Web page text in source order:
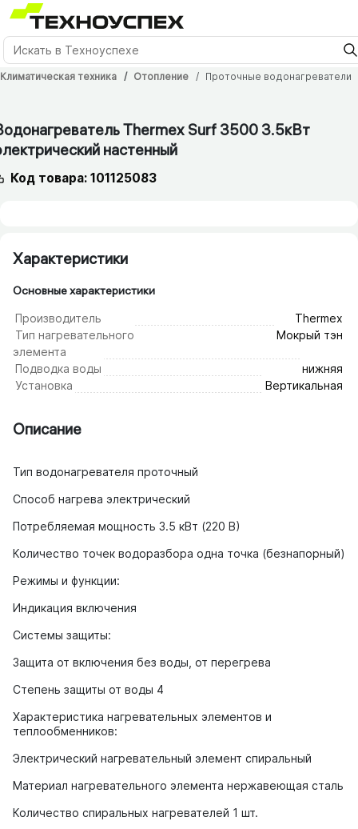
Климатическая техника Отопление Проточные водонагреватели
Thermex Surf 3500 3.5кВт
настенный
Код товара: 101125083
Характеристики
Основные характеристики
Производитель
Thermex
Тип нагревательного
элемента
Мокрый тэн
Подводка воды
нижняя
Установка
Вертикальная
Описание
Тип водонагревателя проточный
Способ нагрева электрический
Потребляемая мощность 3.5 кВт (220 В)
Количество точек водоразбора одна точка (безнапорный)
Режимы и функции:
Индикация включения
Системы защиты:
Защита от включения без воды, от перегрева
Степень защиты от воды 4
Характеристика нагревательных элементов и
теплообменников:
Электрический нагревательный элемент спиральный
Материал нагревательного элемента нержавеющая сталь
Количество спиральных нагревателей 1 шт.